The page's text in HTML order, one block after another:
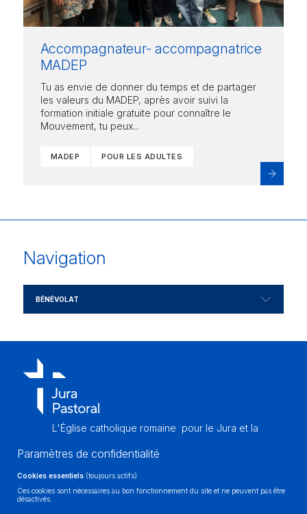
Paramètres de confidentialité
Cookies essentiels (toujours actifs)
Ces cookies sont nécessaires au bon fonctionnement du site et ne peuvent pas être
désactivés.
Accompagnateur- accompagnatrice
MADEP
Tu as envie de donner du temps et de partager
les valeurs du MADEP, après avoir suivi la
formation initiale gratuite pour connaître le
Mouvement, tu peux...
MADEP POUR LES ADULTES
Navigation
BÉNÉVOLAT
L'Église catholique romaine pour le Jura et la